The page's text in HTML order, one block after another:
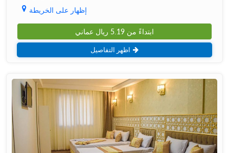
إظهار على الخريطة
ابتداءً من 5.19 ريال عماني
اظهر التفاصيل